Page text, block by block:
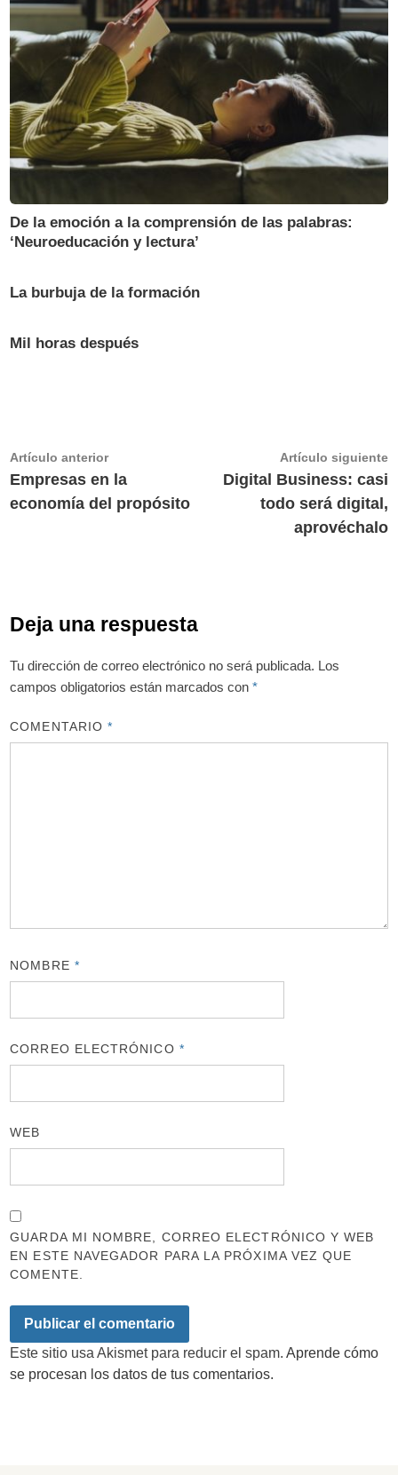
De la emoción a la comprensión de las palabras:
‘Neuroeducación y lectura’
La burbuja de la formación
Mil horas después
Navegación
de
entradas
Artículo anteriorArtículo
anterior:
Empresas en la
economía del propósito
Artículo siguiente
Digital Business: casi
todo será digital,
aprovéchalo
Deja una respuesta
Tu dirección de correo electrónico no será publicada. Los
campos obligatorios están marcados con*
COMENTARIO*
NOMBRE *
CORREO ELECTRÓNICO *
WEB
GUARDA MI NOMBRE, CORREO ELECTRÓNICO Y WEB
EN ESTE NAVEGADOR PARA LA PRÓXIMA VEZ QUE
COMENTE.
Este sitio usa Akismet para reducir el spam.Aprende cómo
se procesan los datos de tus comentarios.